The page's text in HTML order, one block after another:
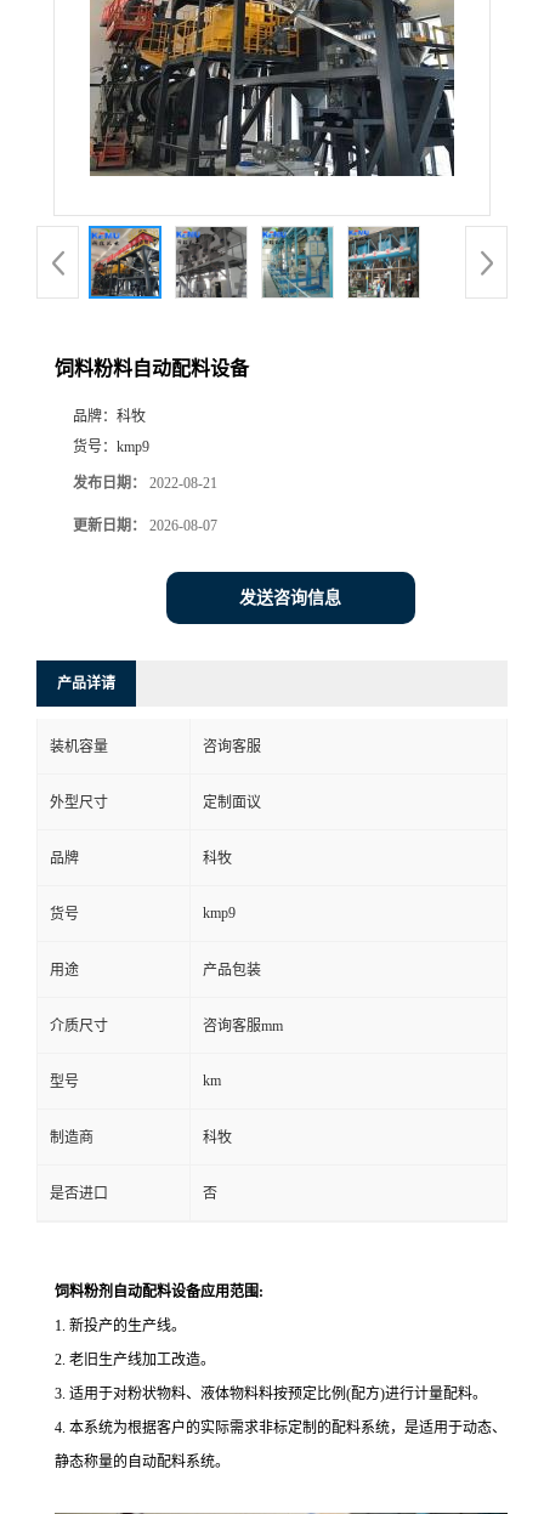
饲料粉料自动配料设备
品牌： 科牧
货号： kmp9
发布日期： 2022-08-21
更新日期： 2026-08-07
发送咨询信息
产品详请
装机容量 咨询客服
外型尺寸 定制面议
品牌 科牧
货号 kmp9
用途 产品包装
介质尺寸 咨询客服mm
型号 km
制造商 科牧
是否进口 否
饲料粉剂自动配料设备应用范围:
1. 新投产的生产线。
2. 老旧生产线加工改造。
3. 适用于对粉状物料、液体物料料按预定比例 (配方)进行计量配料。
4. 本系统为根据客户的实际需求非标定制的配料系统，是适用于动态、
静态称量的自动配料系统。